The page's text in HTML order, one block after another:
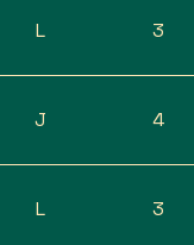
L 3
J 4
L 3